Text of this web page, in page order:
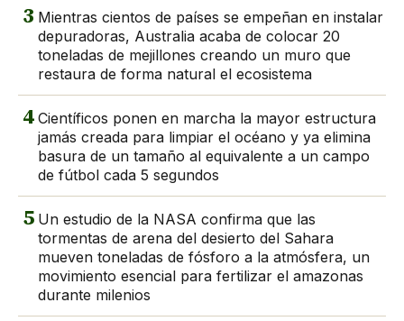
3 Mientras cientos de países se empeñan en instalar
depuradoras, Australia acaba de colocar 20
toneladas de mejillones creando un muro que
restaura de forma natural el ecosistema
4 Científicos ponen en marcha la mayor estructura
jamás creada para limpiar el océano y ya elimina
basura de un tamaño al equivalente a un campo
de fútbol cada 5 segundos
5 Un estudio de la NASA confirma que las
tormentas de arena del desierto del Sahara
mueven toneladas de fósforo a la atmósfera, un
movimiento esencial para fertilizar el amazonas
durante milenios